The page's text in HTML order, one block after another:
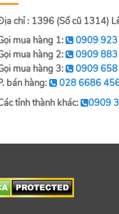
chỉ : 1396 (Số cũ 1314)
mua hàng 1:
0909
mua hàng 2:
0909
mua hàng 3:
0909
bán hàng:
028 6686
tỉnh thành khác:
0909